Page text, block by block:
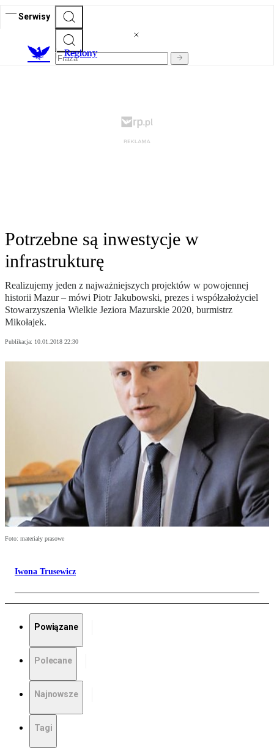
Serwisy
Regiony
Potrzebne są inwestycje w
infrastrukturę
Realizujemy jeden z najważniejszych projektów w powojennej
historii Mazur – mówi Piotr Jakubowski, prezes i współzałożyciel
Stowarzyszenia Wielkie Jeziora Mazurskie 2020, burmistrz
Mikołajek.
Publikacja: 10.01.2018 22:30
Foto: materiały prasowe
Iwona Trusewicz
Powiązane
Polecane
Najnowsze
Tagi